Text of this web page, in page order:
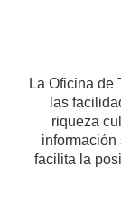
La Oficina de
las
riqueza
información
facilita la